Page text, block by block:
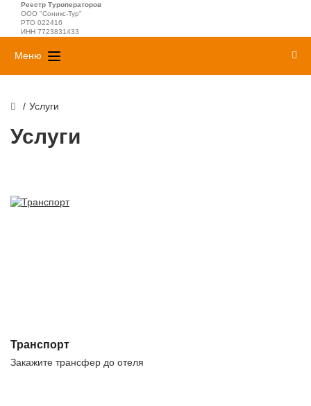
Реестр Туроператоров
ООО "Соникс-Тур"
РТО 022416
ИНН 7723831433
Меню
/ Услуги
Услуги
Транспорт
Закажите трансфер до отеля